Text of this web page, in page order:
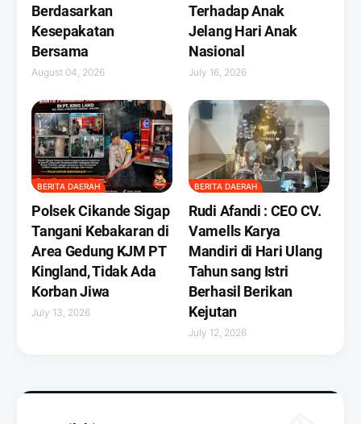
Berdasarkan
Kesepakatan
Bersama
August 04, 2026
Terhadap Anak
Jelang Hari Anak
Nasional
July 16, 2026
BERITA DAERAH
Polsek Cikande Sigap
Tangani Kebakaran di
Area Gedung KJM PT
Kingland, Tidak Ada
Korban Jiwa
July 13, 2026
BERITA DAERAH
Rudi Afandi : CEO CV.
Vamells Karya
Mandiri di Hari Ulang
Tahun sang Istri
Berhasil Berikan
Kejutan ‎
July 12, 2026